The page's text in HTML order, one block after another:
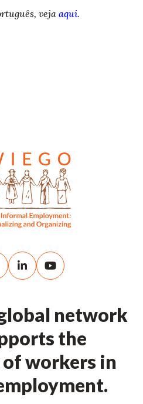
veja aqui.
network
the
workers in